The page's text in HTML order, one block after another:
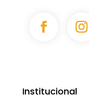
Institucional